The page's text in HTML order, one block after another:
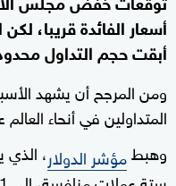
أسعار الفائدة قريبا،
أبقت حجم التداول
ومن المرجح أن يشهد
المتداولين في أنحاء
وهبطمؤشر الدولار، الذي